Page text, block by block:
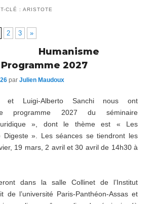
CLÉ :ARISTOTE
2 3 »
Humanisme
2027
parJulien Maudoux
et Luigi-Alberto Sanchi nous ont
programme 2027 du séminaire
», dont le thème est « Les
Digeste ». Les séances se tiendront les
19 mars, 2 avril et 30 avril de 14h30 à
dans la salle Collinet de l’Institut
de l’université Paris-Panthéon-Assas et